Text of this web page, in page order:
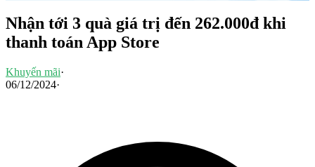
Nhận tới 3 quà giá trị đến 262.000đ khi
thanh toán App Store
Khuyến mãi·
06/12/2024·